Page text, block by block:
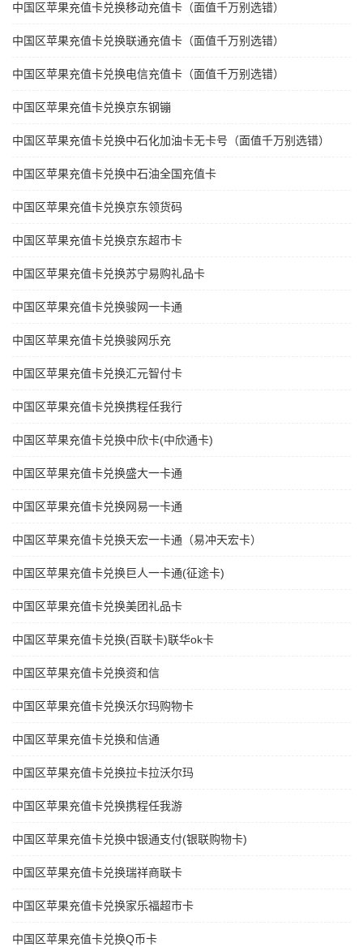
中国区苹果充值卡兑换移动充值卡（面值千万别选错）
中国区苹果充值卡兑换联通充值卡（面值千万别选错）
中国区苹果充值卡兑换电信充值卡（面值千万别选错）
中国区苹果充值卡兑换京东钢镚
中国区苹果充值卡兑换中石化加油卡无卡号（面值千万别选错）
中国区苹果充值卡兑换中石油全国充值卡
中国区苹果充值卡兑换京东领货码
中国区苹果充值卡兑换京东超市卡
中国区苹果充值卡兑换苏宁易购礼品卡
中国区苹果充值卡兑换骏网一卡通
中国区苹果充值卡兑换骏网乐充
中国区苹果充值卡兑换汇元智付卡
中国区苹果充值卡兑换携程任我行
中国区苹果充值卡兑换中欣卡(中欣通卡)
中国区苹果充值卡兑换盛大一卡通
中国区苹果充值卡兑换网易一卡通
中国区苹果充值卡兑换天宏一卡通（易冲天宏卡）
中国区苹果充值卡兑换巨人一卡通(征途卡)
中国区苹果充值卡兑换美团礼品卡
中国区苹果充值卡兑换(百联卡)联华ok卡
中国区苹果充值卡兑换资和信
中国区苹果充值卡兑换沃尔玛购物卡
中国区苹果充值卡兑换和信通
中国区苹果充值卡兑换拉卡拉沃尔玛
中国区苹果充值卡兑换携程任我游
中国区苹果充值卡兑换中银通支付(银联购物卡)
中国区苹果充值卡兑换瑞祥商联卡
中国区苹果充值卡兑换家乐福超市卡
中国区苹果充值卡兑换Q币卡